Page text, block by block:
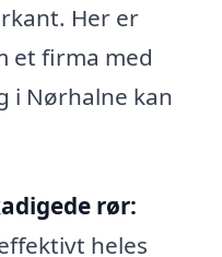
Her er
et firma med
i Nørhalne kan
rør:
heles